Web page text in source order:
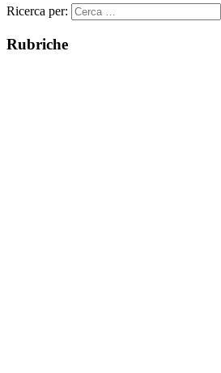
Ricerca per:
Rubriche